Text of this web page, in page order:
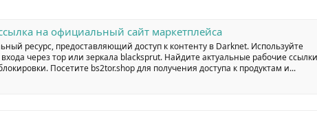
на официальный сайт маркетплейса
ресурс, предоставляющий доступ к контенту в Darknet. Используйте
через тор или зеркала blacksprut. Найдите актуальные рабочие ссылки
Посетите bs2tor.shop для получения доступа к продуктам и...